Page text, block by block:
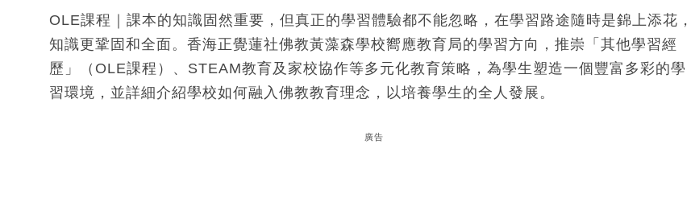
OLE課程｜課本的知識固然重要，但真正的學習體驗都不能忽略，在學習路途隨時是錦上添花，
知識更鞏固和全面。香海正覺蓮社佛教黃藻森學校嚮應教育局的學習方向，推崇「其他學習經
歷」（OLE課程）、STEAM教育及家校協作等多元化教育策略，為學生塑造一個豐富多彩的學
習環境，並詳細介紹學校如何融入佛教教育理念，以培養學生的全人發展。
廣告